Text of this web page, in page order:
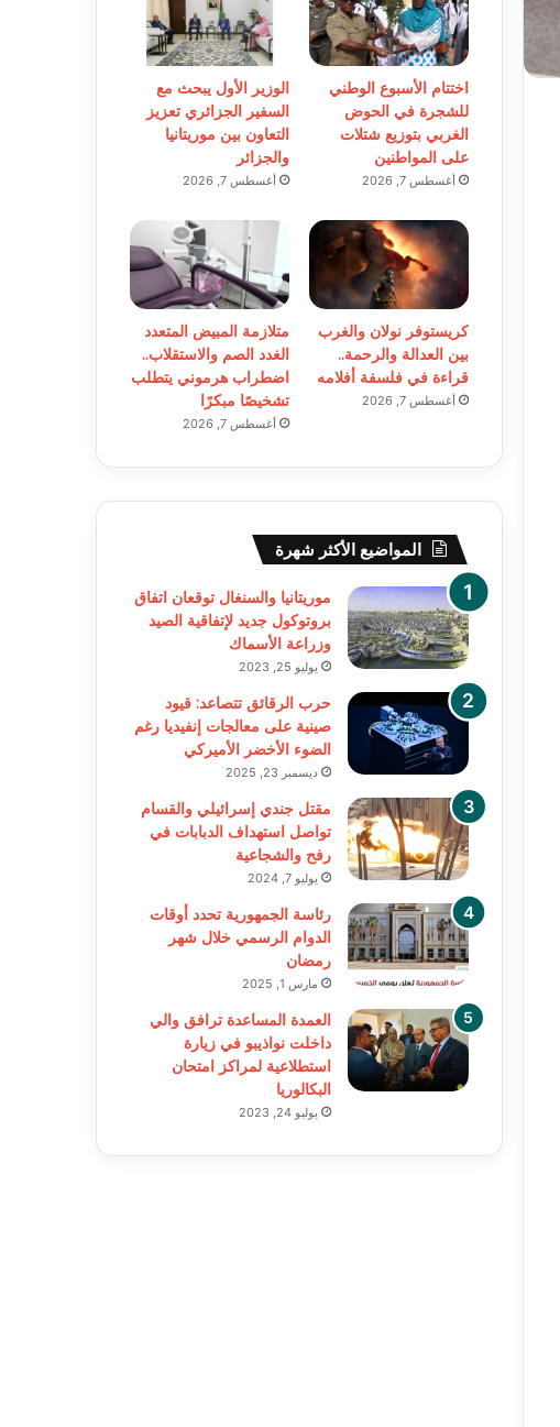
اختتام الأسبوع الوطني
للشجرة في الحوض
الغربي بتوزيع شتلات
على المواطنين
أغسطس 7, 2026
الوزير الأول يبحث مع
السفير الجزائري تعزيز
التعاون بين موريتانيا
والجزائر
أغسطس 7, 2026
كريستوفر نولان والغرب
بين العدالة والرحمة..
قراءة في فلسفة أفلامه
أغسطس 7, 2026
متلازمة المبيض المتعدد
الغدد الصم والاستقلاب..
اضطراب هرموني يتطلب
تشخيصًا مبكرًا
أغسطس 7, 2026
المواضيع الأكثر شهرة
موريتانيا والسنغال توقعان اتفاق
بروتوكول جديد لإتفاقية الصيد
وزراعة الأسماك
يوليو 25, 2023
حرب الرقائق تتصاعد: قيود
صينية على معالجات إنفيديا رغم
الضوء الأخضر الأميركي
ديسمبر 23, 2025
مقتل جندي إسرائيلي والقسام
تواصل استهداف الدبابات في
رفح والشجاعية
يوليو 7, 2024
رئاسة الجمهورية تحدد أوقات
الدوام الرسمي خلال شهر
رمضان
مارس 1, 2025
العمدة المساعدة ترافق والي
داخلت نواذيبو في زيارة
استطلاعية لمراكز امتحان
البكالوريا
يوليو 24, 2023